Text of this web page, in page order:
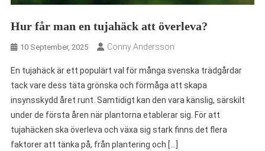
Hur får man en tujahäck att överleva?
10 September, 2025 Conny Andersson
En tujahäck är ett populärt val för många svenska trädgårdar
tack vare dess täta grönska och förmåga att skapa
insynsskydd året runt. Samtidigt kan den vara känslig, särskilt
under de första åren när plantorna etablerar sig. För att
tujahäcken ska överleva och växa sig stark finns det flera
faktorer att tänka på, från plantering och […]